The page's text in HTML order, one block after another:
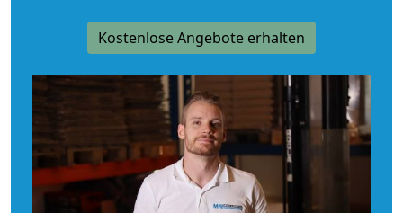
Kostenlose Angebote erhalten